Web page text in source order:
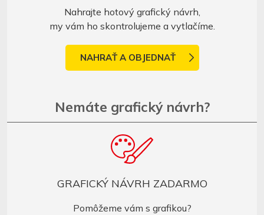
Výroba pečiatok
Nahrajte hotový grafický návrh,
my vám ho skontrolujeme a vytlačíme.
NAHRAŤ A OBJEDNAŤ
Nemáte grafický návrh?
GRAFICKÝ NÁVRH ZADARMO
Pomôžeme vám s grafikou?